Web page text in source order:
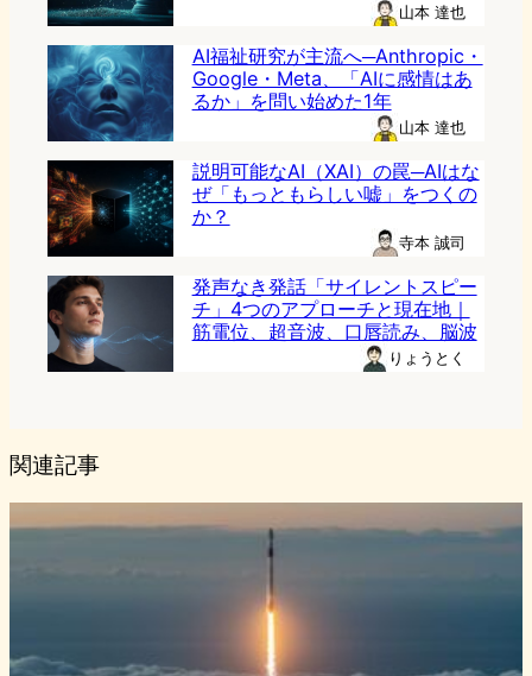
山本 達也
AI福祉研究が主流へ─Anthropic・
Google・Meta、「AIに感情はあ
るか」を問い始めた1年
山本 達也
説明可能なAI（XAI）の罠─AIはな
ぜ「もっともらしい嘘」をつくの
か？
寺本 誠司
発声なき発話「サイレントスピー
チ」4つのアプローチと現在地｜
筋電位、超音波、口唇読み、脳波
りょうとく
関連記事